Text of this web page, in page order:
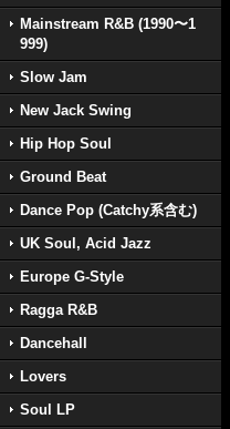
Mainstream R&B (1990〜1
999)
Slow Jam
New Jack Swing
Hip Hop Soul
Ground Beat
Dance Pop (Catchy系含む)
UK Soul, Acid Jazz
Europe G-Style
Ragga R&B
Dancehall
Lovers
Soul LP